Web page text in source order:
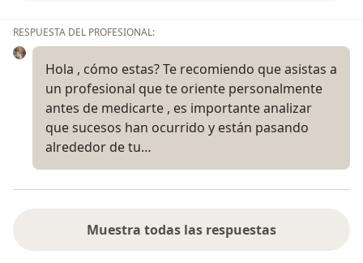
RESPUESTA DEL PROFESIONAL:
Hola , cómo estas? Te recomiendo que asistas a
un profesional que te oriente personalmente
antes de medicarte , es importante analizar
que sucesos han ocurrido y están pasando
alrededor de tu…
Muestra todas las respuestas